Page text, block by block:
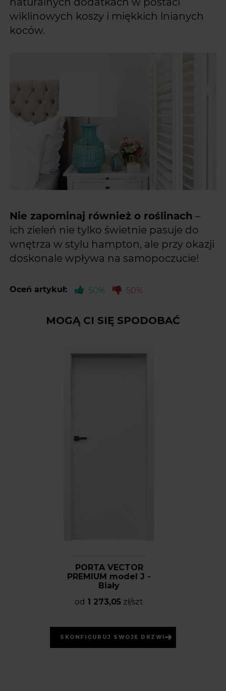
wiklinowych koszy i miękkich lnianych
koców.
Nie zapominaj również o roślinach –
ich zieleń nie tylko świetnie pasuje do
wnętrza w stylu hampton, ale przy okazji
doskonale wpływa na samopoczucie!
Oceń artykuł: 50% 50%